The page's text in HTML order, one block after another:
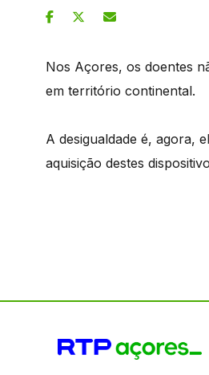
Nos Açores, os doentes
em território continental.
A desigualdade é, agora,
aquisição destes